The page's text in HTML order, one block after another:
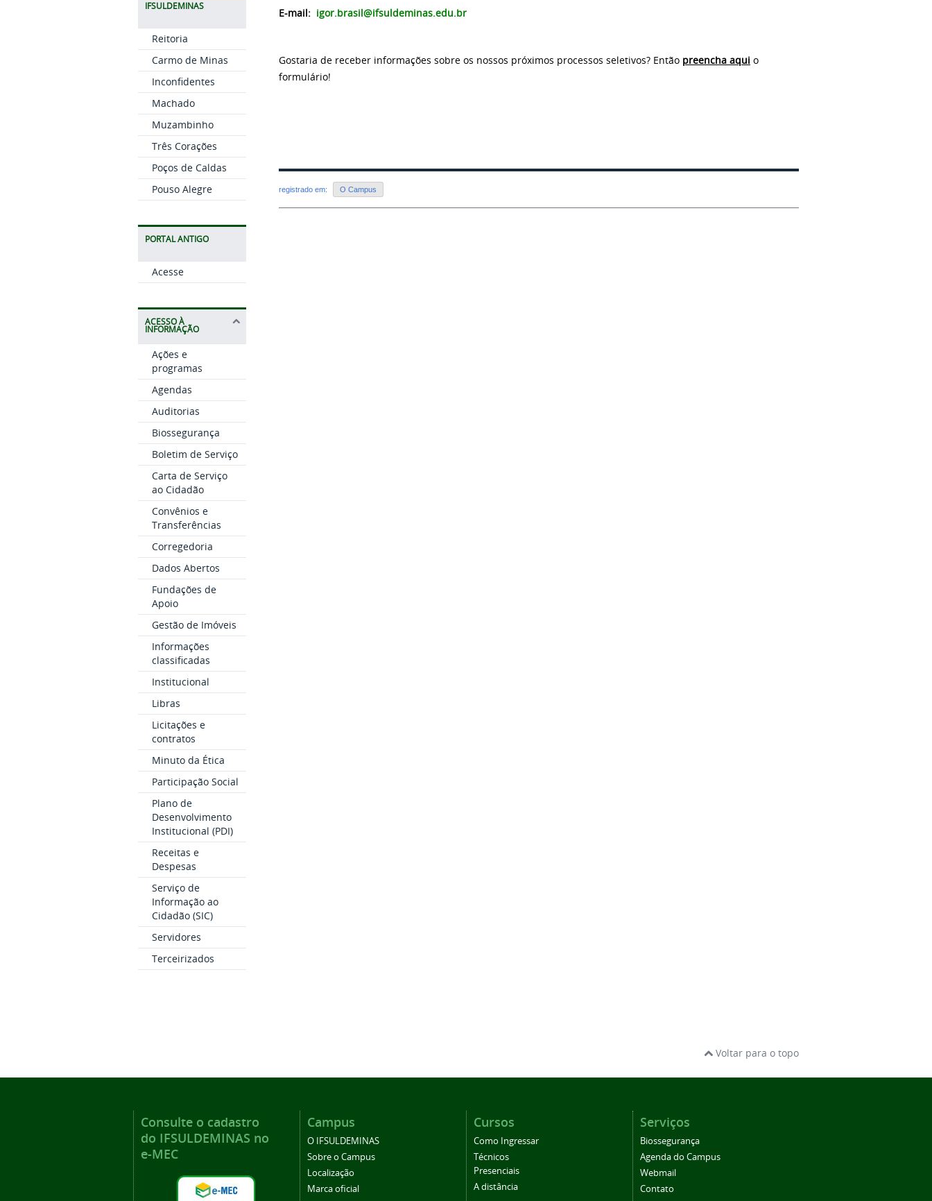
IFSULDEMINAS
Reitoria
Carmo de Minas
Inconfidentes
Machado
Muzambinho
Três Corações
Poços de Caldas
Pouso Alegre
PORTAL ANTIGO
Acesse
ACESSO À
INFORMAÇÃO
Ações e
programas
Agendas
Auditorias
Biossegurança
Boletim de Serviço
Carta de Serviço
ao Cidadão
Convênios e
Transferências
Corregedoria
Dados Abertos
Fundações de
Apoio
Gestão de Imóveis
Informações
classificadas
Institucional
Libras
Licitações e
contratos
Minuto da Ética
Participação Social
Plano de
Desenvolvimento
Institucional (PDI)
Receitas e
Despesas
Serviço de
Informação ao
Cidadão (SIC)
Servidores
Terceirizados
E-mail: igor.brasil@ifsuldeminas.edu.br
Gostaria de receber informações sobre os nossos próximos processos seletivos? Então preencha aqui o
formulário!
registrado em: O Campus
Voltar para o topo
Consulte o cadastro
do IFSULDEMINAS no
e-MEC
Campus
O IFSULDEMINAS
Sobre o Campus
Localização
Marca oficial
Cursos
Como Ingressar
Técnicos
Presenciais
A distância
Serviços
Biossegurança
Agenda do Campus
Webmail
Contato